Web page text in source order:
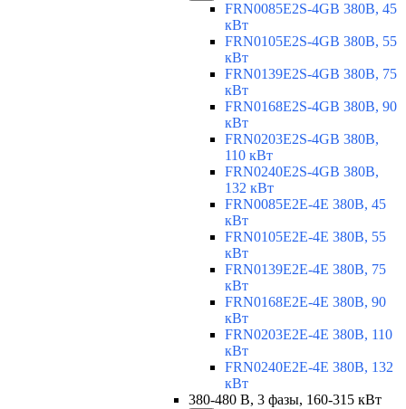
FRN0085E2S-4GB 380В, 45
кВт
FRN0105E2S-4GB 380В, 55
кВт
FRN0139E2S-4GB 380В, 75
кВт
FRN0168E2S-4GB 380В, 90
кВт
FRN0203E2S-4GB 380В,
110 кВт
FRN0240E2S-4GB 380В,
132 кВт
FRN0085E2E-4E 380В, 45
кВт
FRN0105E2E-4E 380В, 55
кВт
FRN0139E2E-4E 380В, 75
кВт
FRN0168E2E-4E 380В, 90
кВт
FRN0203E2E-4E 380В, 110
кВт
FRN0240E2E-4E 380В, 132
кВт
380-480 В, 3 фазы, 160-315 кВт